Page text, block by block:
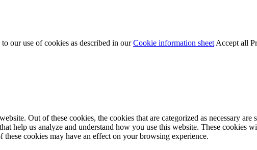
our use of cookies as described in ourCookie information sheet Accept all
Out of these cookies, the cookies that are categorized as necessary are
help us analyze and understand how you use this website. These cookies
cookies may have an effect on your browsing experience.